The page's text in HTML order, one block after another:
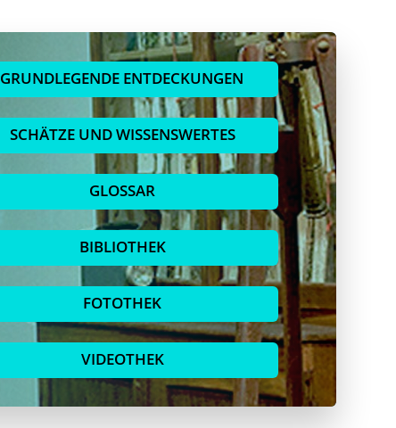
GRUNDLEGENDE ENTDECKUNGEN
SCHÄTZE UND WISSENSWERTES
GLOSSAR
BIBLIOTHEK
FOTOTHEK
VIDEOTHEK